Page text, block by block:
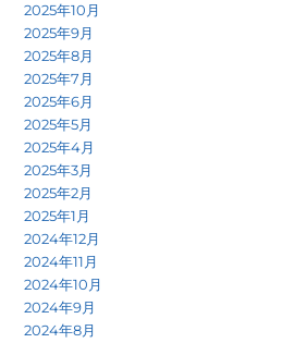
2025年10月
2025年9月
2025年8月
2025年7月
2025年6月
2025年5月
2025年4月
2025年3月
2025年2月
2025年1月
2024年12月
2024年11月
2024年10月
2024年9月
2024年8月